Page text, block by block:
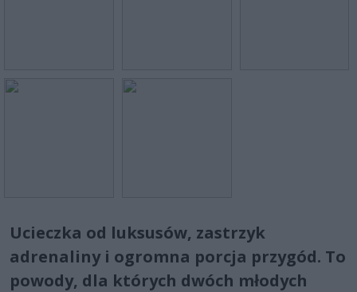
Ucieczka od luksusów, zastrzyk
adrenaliny i ogromna porcja przygód. To
powody, dla których dwóch młodych